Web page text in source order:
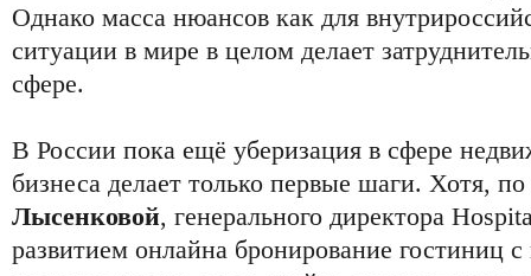
Однако масса нюансов как для
ситуации в мире в целом делает
сфере.
В России пока ещё уберизация в сфере
бизнеса делает только первые шаги. Хотя,
Лысенковой, генерального директора
развитием онлайна бронирование